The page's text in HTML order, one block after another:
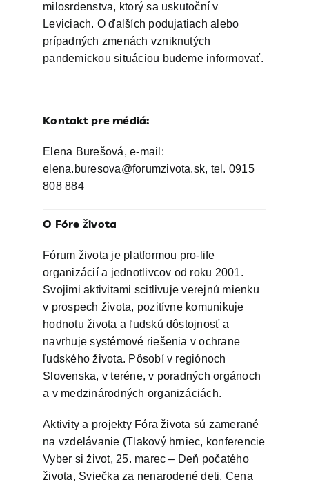
milosrdenstva, ktorý sa uskutoční v
Leviciach. O ďalších podujatiach alebo
prípadných zmenách vzniknutých
pandemickou situáciou budeme informovať.
Kontakt pre médiá:
Elena Burešová, e-mail:
elena.buresova@forumzivota.sk, tel. 0915
808 884
O Fóre života
Fórum života je platformou pro-life
organizácií a jednotlivcov od roku 2001.
Svojimi aktivitami scitlivuje verejnú mienku
v prospech života, pozitívne komunikuje
hodnotu života a ľudskú dôstojnosť a
navrhuje systémové riešenia v ochrane
ľudského života. Pôsobí v regiónoch
Slovenska, v teréne, v poradných orgánoch
a v medzinárodných organizáciách.
Aktivity a projekty Fóra života sú zamerané
na vzdelávanie (Tlakový hrniec, konferencie
Vyber si život, 25. marec – Deň počatého
života, Sviečka za nenarodené deti, Cena